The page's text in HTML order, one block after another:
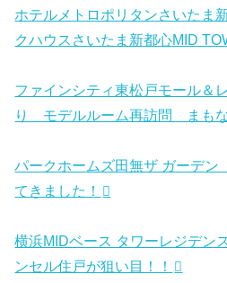
ホテルメトロポリタンさいたま
クハウスさいたま新都心MID
ファインシティ東松戸モール＆
り モデルルーム再訪問 まもな
パークホームズ田無ザ ガーデ
てきました！
横浜MIDベース タワーレジデ
ンセル住戸が狙い目！！